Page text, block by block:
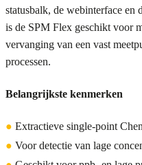
statusbalk, de webinterface en
is de SPM Flex geschikt voor
vervanging van een vast
processen.
Belangrijkste kenmerken
● Extractieve single-point
● Voor detectie van lage